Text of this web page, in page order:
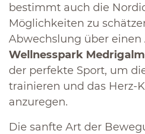
bestimmt auch die
Möglichkeiten zu
Abwechslung über einen
Wellnesspark Medrigalm
der perfekte Sport, um
trainieren und das Herz-
anzuregen.
Die sanfte Art der